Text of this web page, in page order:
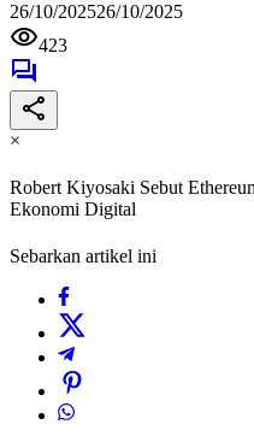
26/10/202526/10/2025
423
×
Robert Kiyosaki Sebut
Ekonomi Digital
Sebarkan artikel ini